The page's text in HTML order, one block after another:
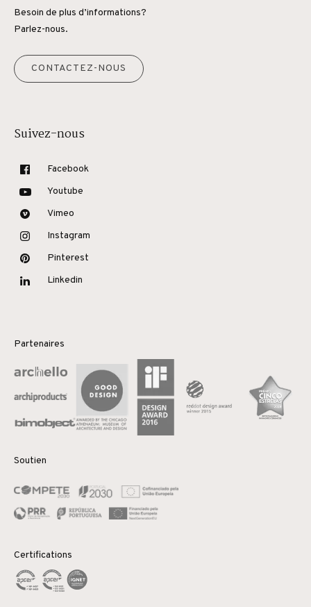
Besoin de plus d’informations?
Parlez-nous.
CONTACTEZ-NOUS
Suivez-nous
Facebook
Youtube
Vimeo
Instagram
Pinterest
Linkedin
Partenaires
Soutien
Certifications